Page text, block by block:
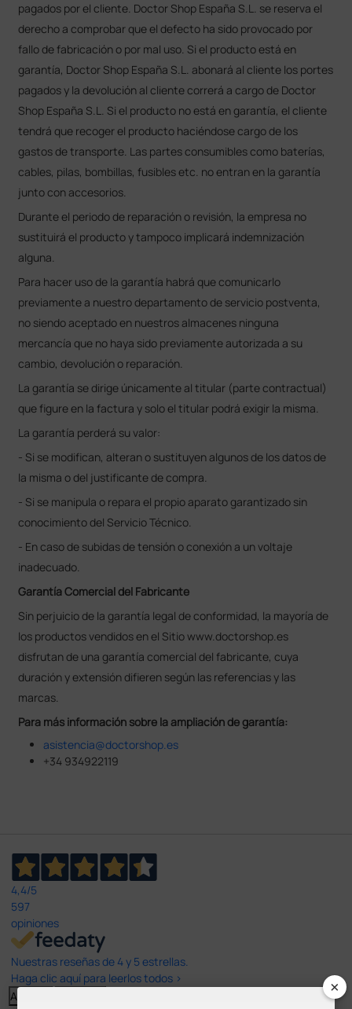
pagados por el cliente. Doctor Shop España S.L. se reserva el
derecho a comprobar que el defecto ha sido provocado por
fallo de fabricación o por mal uso. Si el producto está en
garantía, Doctor Shop España S.L. abonará al cliente los portes
pagados y la devolución al cliente correrá a cargo de Doctor
Shop España S.L. Si el producto no está en garantía, el cliente
tendrá que recoger el producto haciéndose cargo de los
gastos de transporte. Las partes consumibles como baterías,
cables, pilas, bombillas, fusibles etc. no entran en la garantía
junto con accesorios.
Durante el periodo de reparación o revisión, la empresa no
sustituirá el producto y tampoco implicará indemnización
alguna.
Para hacer uso de la garantía habrá que comunicarlo
previamente a nuestro departamento de servicio postventa,
no siendo aceptado en nuestros almacenes ninguna
mercancía que no haya sido previamente autorizada a su
cambio, devolución o reparación.
La garantía se dirige únicamente al titular (parte contractual)
que figure en la factura y solo el titular podrá exigir la misma.
La garantía perderá su valor:
- Si se modifican, alteran o sustituyen algunos de los datos de
la misma o del justificante de compra.
- Si se manipula o repara el propio aparato garantizado sin
conocimiento del Servicio Técnico.
- En caso de subidas de tensión o conexión a un voltaje
inadecuado.
Garantía Comercial del Fabricante
Sin perjuicio de la garantía legal de conformidad, la mayoría de
los productos vendidos en el Sitio www.doctorshop.es
disfrutan de una garantía comercial del fabricante, cuya
duración y extensión difieren según las referencias y las
marcas.
Para más información sobre la ampliación de garantía:
asistencia@doctorshop.es
+34 934922119
4,4/5
597
opiniones
Nuestras reseñas de 4 y 5 estrellas.
Haga clic aquí para leerlos todos >
Anterior
×